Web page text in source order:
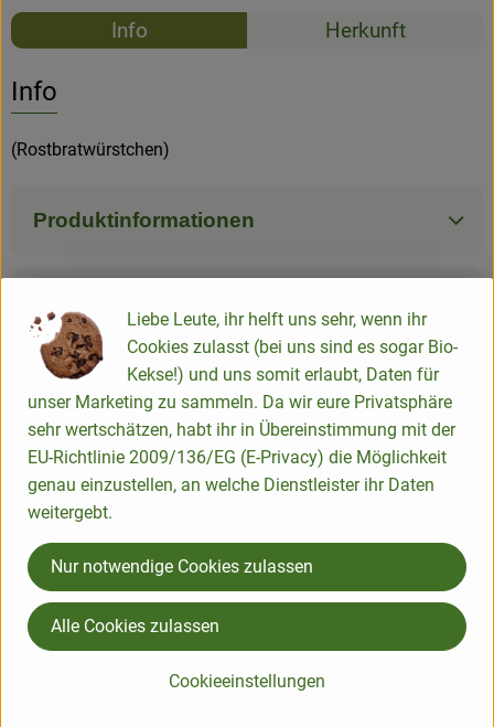
Rezepte
Info Herkunft
Info
(Rostbratwürstchen)
Produktinformationen
Nährwert-Info
Produktdatenblatt
Herkunft
Hersteller: ÖKL
Liebe Leute, ihr helft uns sehr, wenn ihr
Cookies zulasst (bei uns sind es sogar Bio-
Kekse!) und uns somit erlaubt, Daten für
unser Marketing zu sammeln. Da wir eure Privatsphäre
sehr wertschätzen, habt ihr in Übereinstimmung mit der
EU-Richtlinie 2009/136/EG (E-Privacy) die Möglichkeit
genau einzustellen, an welche Dienstleister ihr Daten
weitergebt.
Cookieeinstellungen
Nur notwendige Cookies zulassen
Alle Cookies zulassen